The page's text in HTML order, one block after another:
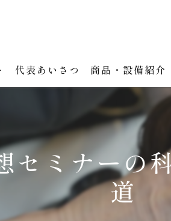
代表あいさつ 商品・設備紹介
セミナーの
道